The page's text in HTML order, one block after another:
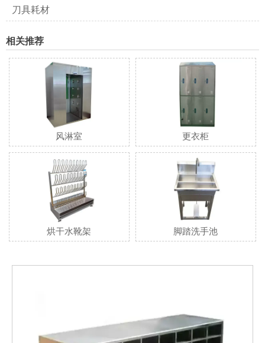
刀具耗材
相关推荐
风淋室 更衣柜
烘干水靴架 脚踏洗手池